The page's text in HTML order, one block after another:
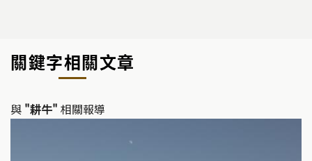
關鍵字相關文章
與 "耕牛" 相關報導